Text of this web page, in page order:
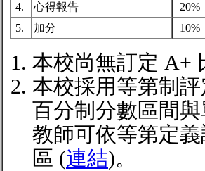
4.
心得報告
20%
5.
加分 10%
本校尚無訂定 A+
本校採用等第制
百分制分數區間
教師可依等第定
區 (連結)。